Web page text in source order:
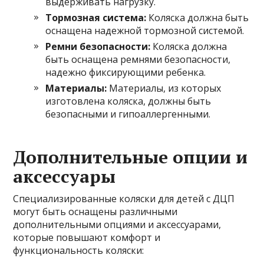
Тормозная система: Коляска должна быть
оснащена надежной тормозной системой.
Ремни безопасности: Коляска должна
быть оснащена ремнями безопасности,
надежно фиксирующими ребенка.
Материалы: Материалы, из которых
изготовлена коляска, должны быть
безопасными и гипоаллергенными.
Дополнительные опции и
аксессуары
Специализированные коляски для детей с ДЦП
могут быть оснащены различными
дополнительными опциями и аксессуарами,
которые повышают комфорт и
функциональность коляски: